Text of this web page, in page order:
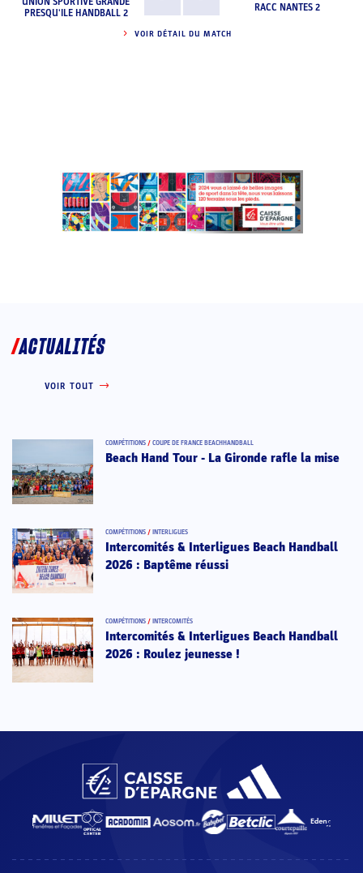
PRESQU'ILE HANDBALL 2
RACC NANTES 2
VOIR DÉTAIL DU MATCH
ACTUALITÉS
VOIR TOUT
COMPÉTITIONS / COUPE DE FRANCE BEACHHANDBALL
Beach Hand Tour - La Gironde rafle la mise
COMPÉTITIONS / INTERLIGUES
Intercomités & Interligues Beach Handball
2026 : Baptême réussi
COMPÉTITIONS / INTERCOMITÉS
Intercomités & Interligues Beach Handball
2026 : Roulez jeunesse !